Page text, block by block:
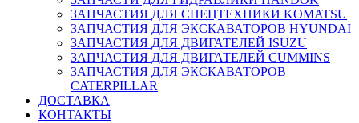
ЗАПЧАСТИЯ ДЛЯ СПЕЦТЕХНИКИ KOMATSU
ЗАПЧАСТИЯ ДЛЯ ЭКСКАВАТОРОВ HYUNDAI
ЗАПЧАСТИЯ ДЛЯ ДВИГАТЕЛЕЙ ISUZU
ЗАПЧАСТИЯ ДЛЯ ДВИГАТЕЛЕЙ CUMMINS
ЗАПЧАСТИЯ ДЛЯ ЭКСКАВАТОРОВ
CATERPILLAR
ДОСТАВКА
КОНТАКТЫ